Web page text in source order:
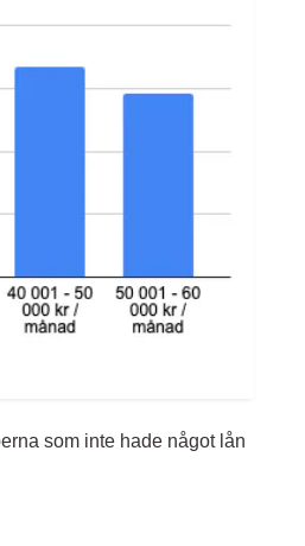
som inte hade något lån